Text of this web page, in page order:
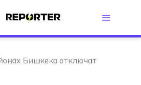
Бишкека отключат